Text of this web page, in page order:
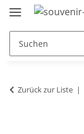
Zurück zur Liste